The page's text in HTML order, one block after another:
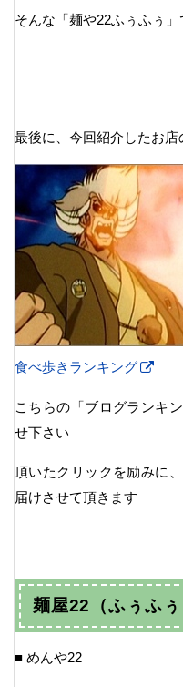
そんな「麺や22ふぅふぅ」
最後に、今回紹介したお店
食べ歩きランキング
こちらの「ブログランキ
せ下さい
頂いたクリックを励みに
届けさせて頂きます
麺屋22（ふぅふぅ
■ めんや22